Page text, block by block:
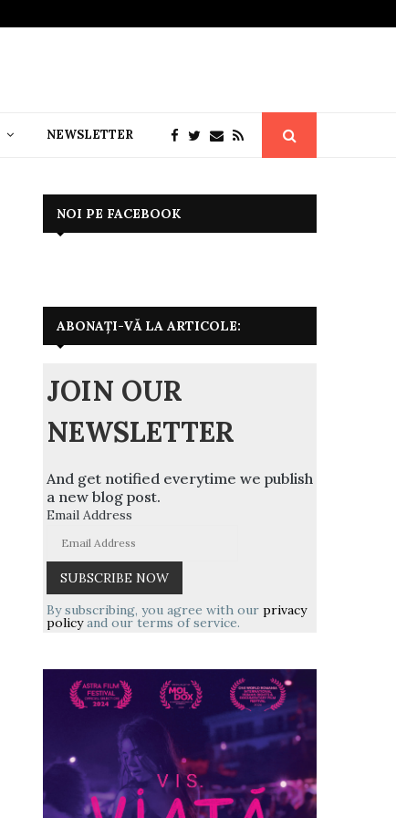
NEWSLETTER
NOI PE FACEBOOK
ABONAȚI-VĂ LA ARTICOLE:
JOIN OUR
NEWSLETTER
And get notified everytime we publish
a new blog post.
Email Address
By subscribing, you agree with our privacy
policyand our terms of service.